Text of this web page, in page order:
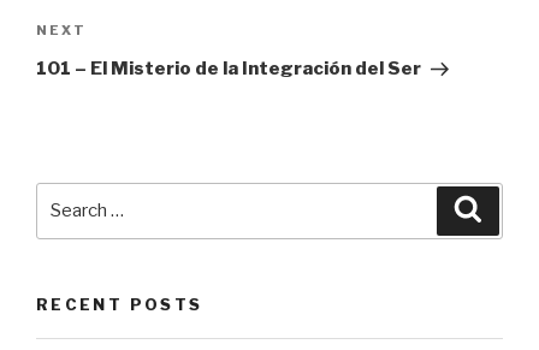
Next
Post
NEXT
101 – El Misterio de la Integración del Ser
RECENT POSTS